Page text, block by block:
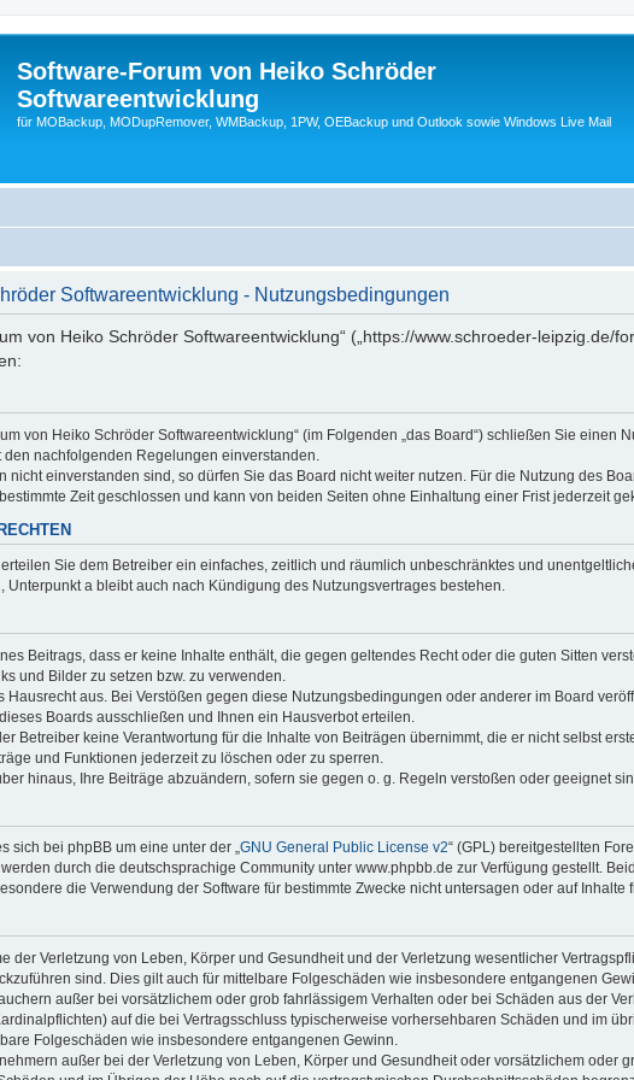
Software-Forum von Heiko Schröder
Softwareentwicklung
für MOBackup, MODupRemover, WMBackup, 1PW, OEBackup und Outlook sowie Windows Live Mail
Softwareentwicklung - Nutzungsbedingungen
von Heiko Schröder Softwareentwicklung“ („https://www.schroeder-leipzig.de/
von Heiko Schröder Softwareentwicklung“ (im Folgenden „das Board“) schließen Sie
den nachfolgenden Regelungen einverstanden.
nicht einverstanden sind, so dürfen Sie das Board nicht weiter nutzen. Für die Nutzung des
Zeit geschlossen und kann von beiden Seiten ohne Einhaltung einer Frist jederzeit
Sie dem Betreiber ein einfaches, zeitlich und räumlich unbeschränktes und
Unterpunkt a bleibt auch nach Kündigung des Nutzungsvertrages bestehen.
Beitrags, dass er keine Inhalte enthält, die gegen geltendes Recht oder die guten Sitten
und Bilder zu setzen bzw. zu verwenden.
Hausrecht aus. Bei Verstößen gegen diese Nutzungsbedingungen oder anderer im Board
Boards ausschließen und Ihnen ein Hausverbot erteilen.
Betreiber keine Verantwortung für die Inhalte von Beiträgen übernimmt, die er nicht selbst
und Funktionen jederzeit zu löschen oder zu sperren.
hinaus, Ihre Beiträge abzuändern, sofern sie gegen o. g. Regeln verstoßen oder geeignet
sich bei phpBB um eine unter der „GNU General Public License v2“ (GPL) bereitgestellten
durch die deutschsprachige Community unter www.phpbb.de zur Verfügung gestellt.
die Verwendung der Software für bestimmte Zwecke nicht untersagen oder auf Inhalte
der Verletzung von Leben, Körper und Gesundheit und der Verletzung wesentlicher
sind. Dies gilt auch für mittelbare Folgeschäden wie insbesondere entgangenen
außer bei vorsätzlichem oder grob fahrlässigem Verhalten oder bei Schäden aus der
auf die bei Vertragsschluss typischerweise vorhersehbaren Schäden und im
Folgeschäden wie insbesondere entgangenen Gewinn.
außer bei der Verletzung von Leben, Körper und Gesundheit oder vorsätzlichem oder